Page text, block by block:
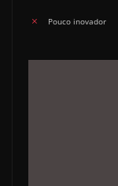
Pouco inovador